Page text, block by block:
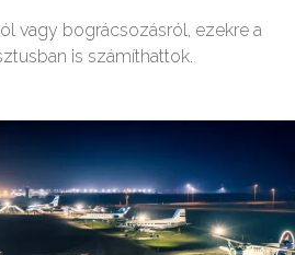
vagy bográcsozásról, ezekre a
is számíthattok.